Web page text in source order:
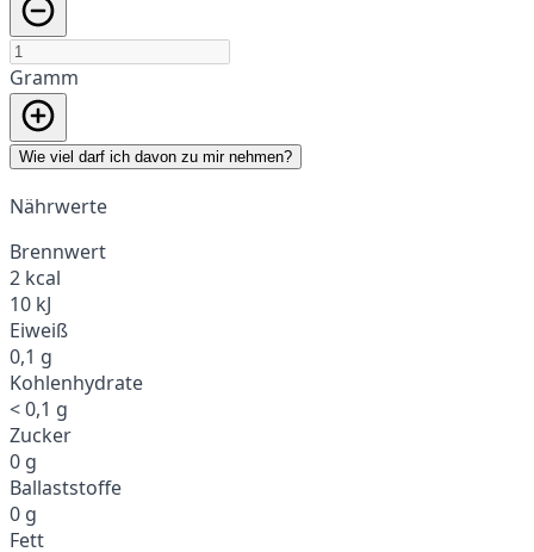
Gramm
Wie viel darf ich davon zu mir nehmen?
Nährwerte
Brennwert
2 kcal
10 kJ
Eiweiß
0,1 g
Kohlenhydrate
< 0,1 g
Zucker
0 g
Ballaststoffe
0 g
Fett